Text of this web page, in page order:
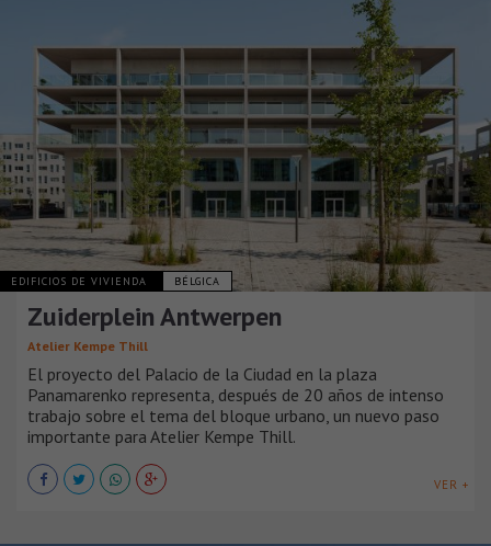
EDIFICIOS DE VIVIENDA BÉLGICA
Zuiderplein Antwerpen
Atelier Kempe Thill
El proyecto del Palacio de la Ciudad en la plaza
Panamarenko representa, después de 20 años de intenso
trabajo sobre el tema del bloque urbano, un nuevo paso
importante para Atelier Kempe Thill.
VER +